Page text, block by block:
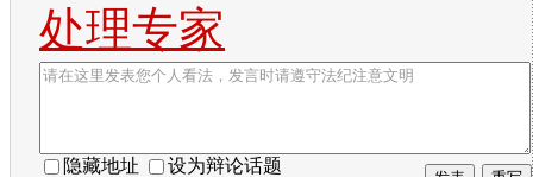
处理专家
隐藏地址 设为辩论话题